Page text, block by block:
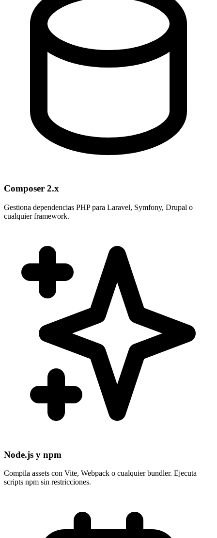
Composer 2.x
Gestiona dependencias PHP para Laravel, Symfony, Drupal o
cualquier framework.
Node.js y npm
Compila assets con Vite, Webpack o cualquier bundler. Ejecuta
scripts npm sin restricciones.